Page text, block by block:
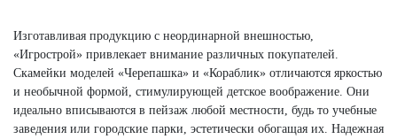
Изготавливая продукцию с неординарной внешностью,
«Игрострой» привлекает внимание различных покупателей.
Скамейки моделей «Черепашка» и «Кораблик» отличаются яркостью
и необычной формой, стимулирующей детское воображение. Они
идеально вписываются в пейзаж любой местности, будь то учебные
заведения или городские парки, эстетически обогащая их. Надежная